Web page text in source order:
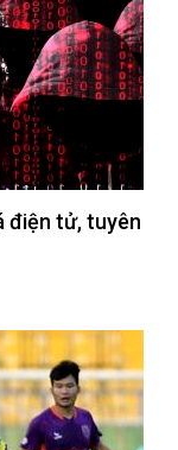
điện tử, tuyên